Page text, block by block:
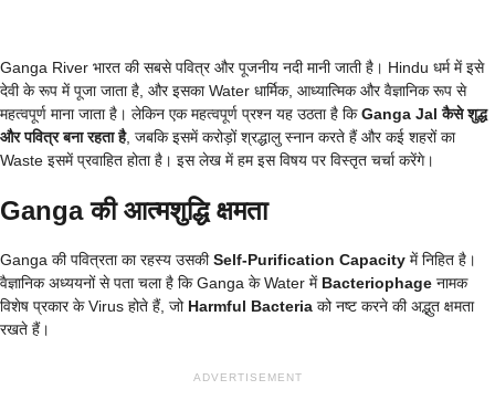
Ganga River भारत की सबसे पवित्र और पूजनीय नदी मानी जाती है। Hindu धर्म में इसे
देवी के रूप में पूजा जाता है, और इसका Water धार्मिक, आध्यात्मिक और वैज्ञानिक रूप से
महत्वपूर्ण माना जाता है। लेकिन एक महत्वपूर्ण प्रश्न यह उठता है किGanga Jal कैसे शुद्ध
और पवित्र बना रहता है, जबकि इसमें करोड़ों श्रद्धालु स्नान करते हैं और कई शहरों का
Waste इसमें प्रवाहित होता है। इस लेख में हम इस विषय पर विस्तृत चर्चा करेंगे।
Ganga की आत्मशुद्धि क्षमता
Ganga की पवित्रता का रहस्य उसकीSelf-Purification Capacity में निहित है।
वैज्ञानिक अध्ययनों से पता चला है कि Ganga के Water में Bacteriophage नामक
विशेष प्रकार के Virus होते हैं, जो Harmful Bacteria को नष्ट करने की अद्भुत क्षमता
रखते हैं।
ADVERTISEMENT